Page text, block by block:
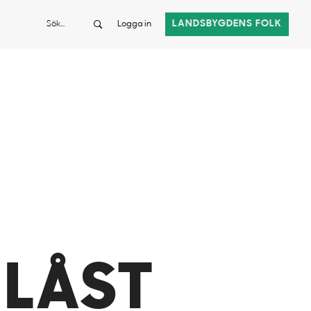
Sök Logga in LANDSBYGDENS FOLK